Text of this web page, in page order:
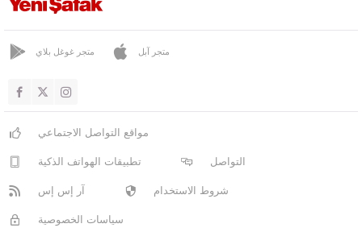
متجر غوغل بلاي متجر آبل
مواقع التواصل الاجتماعي
تطبيقات الهواتف الذكية التواصل
آر إس إس شروط الاستخدام
سياسات الخصوصية